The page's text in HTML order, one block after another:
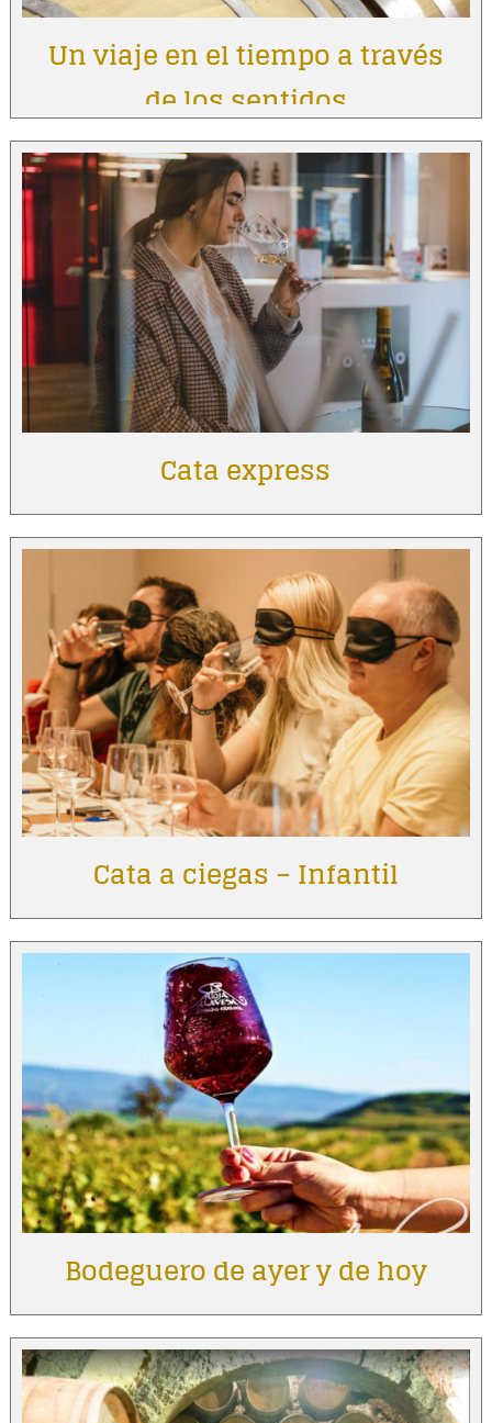
Un viaje en el tiempo a través
de los sentidos
Cata express
Cata a ciegas – Infantil
Bodeguero de ayer y de hoy